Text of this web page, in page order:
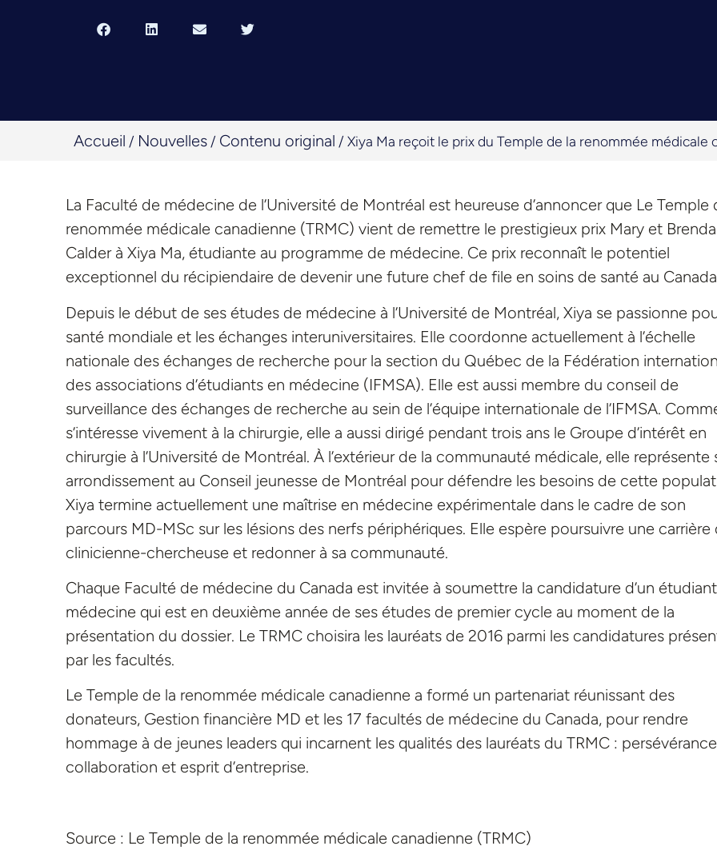
Accueil / Nouvelles / Contenu original / Xiya Ma reçoit le prix du Temple de la renommée médicale
La Faculté de médecine de l’Université de Montréal est heureuse d’annoncer que Le Temple
renommée médicale canadienne (TRMC) vient de remettre le prestigieux prix Mary et
Calder à Xiya Ma, étudiante au programme de médecine. Ce prix reconnaît le potentiel
exceptionnel du récipiendaire de devenir une future chef de file en soins de santé au
Depuis le début de ses études de médecine à l’Université de Montréal, Xiya se passionne
santé mondiale et les échanges interuniversitaires. Elle coordonne actuellement à l’échelle
nationale des échanges de recherche pour la section du Québec de la Fédération
des associations d’étudiants en médecine (IFMSA). Elle est aussi membre du conseil de
surveillance des échanges de recherche au sein de l’équipe internationale de l’IFMSA.
s’intéresse vivement à la chirurgie, elle a aussi dirigé pendant trois ans le Groupe d’intérêt en
chirurgie à l’Université de Montréal. À l’extérieur de la communauté médicale, elle représente
arrondissement au Conseil jeunesse de Montréal pour défendre les besoins de cette
Xiya termine actuellement une maîtrise en médecine expérimentale dans le cadre de son
parcours MD-MSc sur les lésions des nerfs périphériques. Elle espère poursuivre une carrière
clinicienne-chercheuse et redonner à sa communauté.
Chaque Faculté de médecine du Canada est invitée à soumettre la candidature d’un
médecine qui est en deuxième année de ses études de premier cycle au moment de la
présentation du dossier. Le TRMC choisira les lauréats de 2016 parmi les candidatures
par les facultés.
Le Temple de la renommée médicale canadienne a formé un partenariat réunissant des
donateurs, Gestion financière MD et les 17 facultés de médecine du Canada, pour rendre
hommage à de jeunes leaders qui incarnent les qualités des lauréats du TRMC :
collaboration et esprit d’entreprise.
Source : Le Temple de la renommée médicale canadienne (TRMC)